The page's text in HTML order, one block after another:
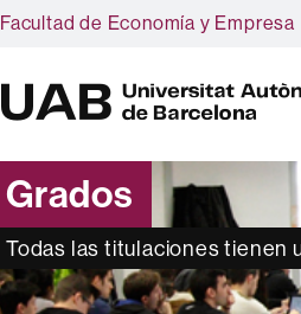
Facultad de Economía y Empresa
Grados
Todas las titulaciones tienen